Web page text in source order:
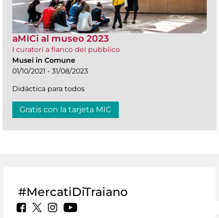
aMICi al museo 2023
I curatori a fianco del pubblico
Musei in Comune
01/10/2021 - 31/08/2023
Didáctica para todos
Gratis con la tarjeta MIC
#MercatiDiTraiano